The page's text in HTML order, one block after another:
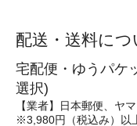
配送・送料につ
宅配便・ゆうパケ
選択)
【業者】日本郵便、ヤ
※3,980円（税込み）以